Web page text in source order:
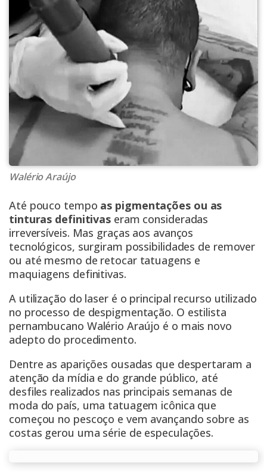
Walério Araújo
Até pouco tempo as pigmentações ou as
tinturas definitivas eram consideradas
irreversíveis. Mas graças aos avanços
tecnológicos, surgiram possibilidades de remover
ou até mesmo de retocar tatuagens e
maquiagens definitivas.
A utilização do laser é o principal recurso utilizado
no processo de despigmentação. O estilista
pernambucano Walério Araújo é o mais novo
adepto do procedimento.
Dentre as aparições ousadas que despertaram a
atenção da mídia e do grande público, até
desfiles realizados nas principais semanas de
moda do país, uma tatuagem icônica que
começou no pescoço e vem avançando sobre as
costas gerou uma série de especulações.